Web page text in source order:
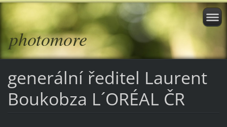
photomore
generální ředitel Laurent
Boukobza L´ORÉAL ČR